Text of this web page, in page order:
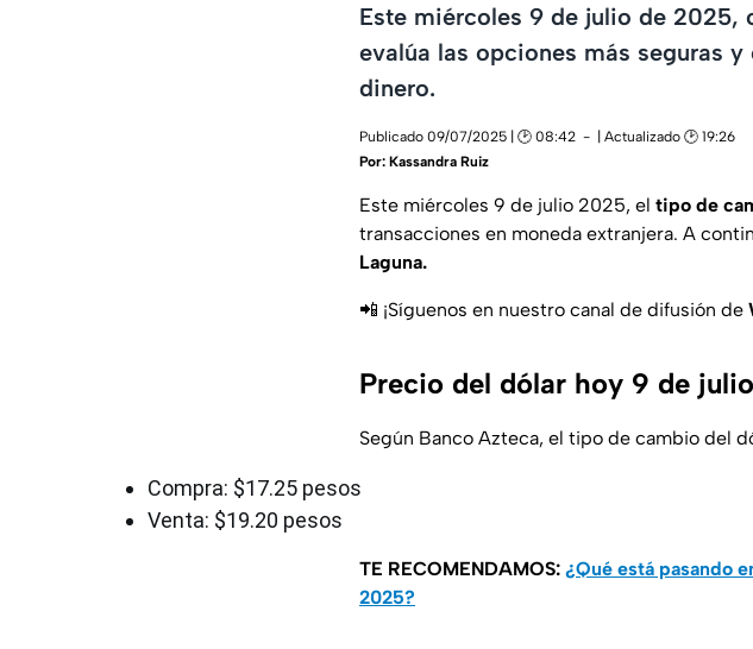
Este miércoles 9 de julio de 2025,
evalúa las opciones más seguras
dinero.
Publicado 09/07/2025 | 🕑 08:42
| Actualizado 🕑 19:26
Por: Kassandra Ruiz
Este miércoles 9 de julio 2025, el tipo de
transacciones en moneda extranjera. A
Laguna.
📲 ¡Síguenos en nuestro canal de difusión de
Precio del dólar hoy 9 de
Según Banco Azteca, el tipo de cambio del
Compra: $17.25 pesos
Venta: $19.20 pesos
TE RECOMENDAMOS: ¿Qué está pasando
2025?